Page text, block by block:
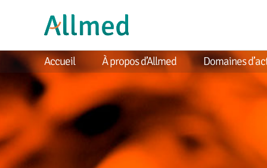
Accueil À propos d’Allmed Domaines